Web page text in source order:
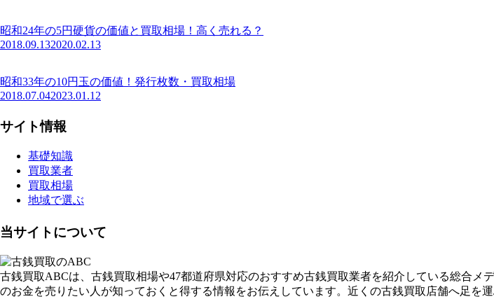
昭和24年の5円硬貨の価値と買取相場！高く売れる？
2018.09.132020.02.13
昭和33年の10円玉の価値！発行枚数・買取相場
2018.07.042023.01.12
サイト情報
基礎知識
買取業者
買取相場
地域で選ぶ
当サイトについて
古銭買取ABCは、古銭買取相場や47都道府県対応のおすすめ古銭買取業者を紹介している総合
のお金を売りたい人が知っておくと得する情報をお伝えしています。近くの古銭買取店舗へ足